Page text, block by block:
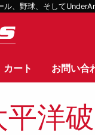
、野球、そして
カート お問い合
洋